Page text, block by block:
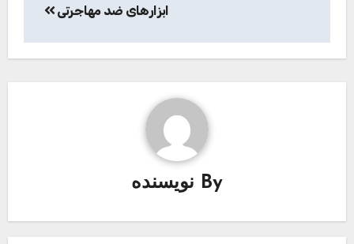
ابزارهای ضد مهاجرتی
By نویسنده